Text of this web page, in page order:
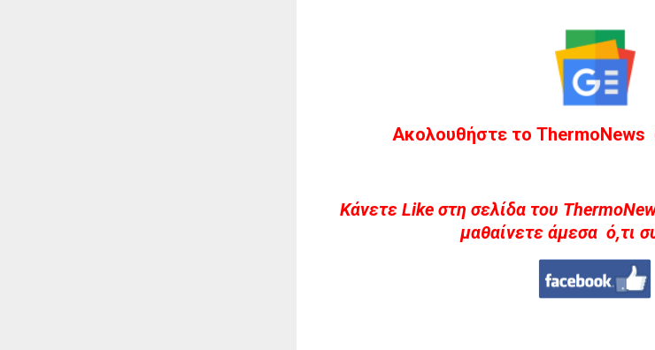
Ακολουθήστε το ThermoNews
Kάνετε Like στη σελίδα του
μαθαίνετε άμεσα ό,τι